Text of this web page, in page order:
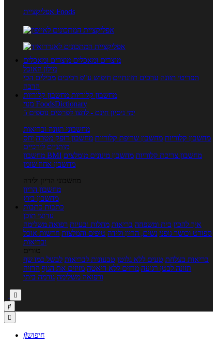
אפליקציית Foods
מוצרים ומאכלים מוצרים ומאכלים
מילון האוכל
תפריטי תזונה ערכים תזונתיים חיפוש ע"פ רכיבים מכילים הכי
הרבה
מחשבון קלוריות מחשבון קלוריות
מנוי FoodsDictionary
5 ימי ניסיון חינם - לחצו לפרטים נוספים
מחשבוני תזונה ובריאות
מחשבון קלוריות מחשבון שריפת קלוריות מחשבון דופק מטרה יחס
מותניים לירכיים
מחשבון BMI
מחשבון צריכת קלוריות מחשבון מינונים מומלצים
מחשבון אחוז שומן
מחשבוני הריון ולידה
מחשבון הריון
מחשבון ביוץ
כתבות כתבות
ערוצי תוכן
איך להכין בית ומשפחה בריאות מחלות ובעיות רפואה משלימה
ספורט וכושר גופני נשים, הריון ולידה טיפים והמלצות חדשות אוכל
ובריאות
טורים
בריאות בצלחת טעים ללא גלוטן טבעונות לבריאות לבשל כמו שף
תזונה לבטן רגועה מרזים ללא דיאטה מזיזים את הגוף הרזיה
ורפואה משלימה גורמה ביתי



חיפוש